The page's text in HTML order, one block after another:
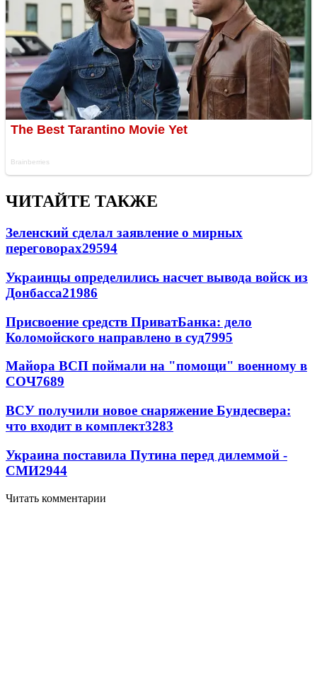
ЧИТАЙТЕ ТАКЖЕ
Зеленский сделал заявление о мирных
переговорах29594
Украинцы определились насчет вывода войск из
Донбасса21986
Присвоение средств ПриватБанка: дело
Коломойского направлено в суд7995
Майора ВСП поймали на "помощи" военному в
СОЧ7689
ВСУ получили новое снаряжение Бундесвера:
что входит в комплект3283
Украина поставила Путина перед дилеммой -
СМИ2944
Читать комментарии